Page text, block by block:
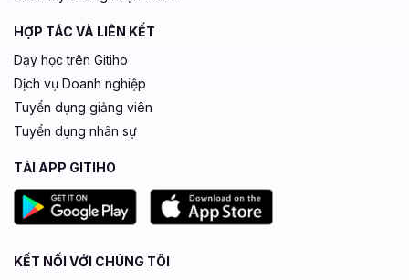
HỢP TÁC VÀ LIÊN KẾT
Dạy học trên Gitiho
Dịch vụ Doanh nghiệp
Tuyển dụng giảng viên
Tuyển dụng nhân sự
TẢI APP GITIHO
KẾT NỐI VỚI CHÚNG TÔI